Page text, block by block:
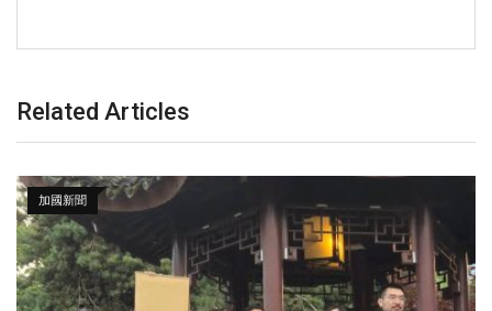
Related Articles
加國新聞